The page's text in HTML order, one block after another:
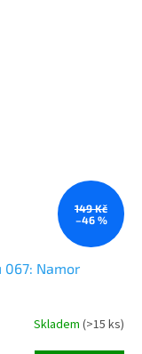
149 Kč
–46 %
067: Namor
Skladem (>15 ks)